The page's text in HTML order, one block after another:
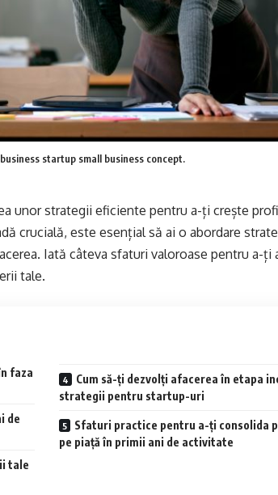
startup small business concept.
unor strategii eficiente pentru a-ți crește
crucială, este esențial să ai o abordare
Iată câteva sfaturi valoroase pentru a-ți
tale.
faza
de
tale
Cum să-ți dezvolți afacerea în etapa
strategii pentru startup-uri
Sfaturi practice pentru a-ți consolida
pe piață în primii ani de activitate